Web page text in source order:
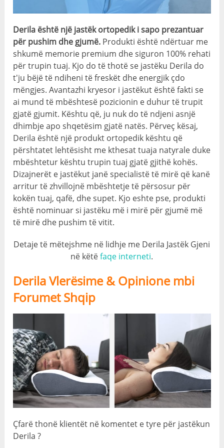
Derila është një jastëk ortopedik i sapo prezantuar
për pushim dhe gjumë. Produkti është ndërtuar me
shkumë memorie premium dhe siguron 100% rehati
për trupin tuaj. Kjo do të thotë se jastëku Derila do
t'ju bëjë të ndiheni të freskët dhe energjik çdo
mëngjes. Avantazhi kryesor i jastëkut është fakti se
ai mund të mbështesë pozicionin e duhur të trupit
gjatë gjumit. Kështu që, ju nuk do të ndjeni asnjë
dhimbje apo shqetësim gjatë natës. Përveç kësaj,
Derila është një produkt ortopedik kështu që
përshtatet lehtësisht me kthesat tuaja natyrale duke
mbështetur kështu trupin tuaj gjatë gjithë kohës.
Dizajnerët e jastëkut janë specialistë të mirë që kanë
arritur të zhvillojnë mbështetje të përsosur për
kokën tuaj, qafë, dhe supet. Kjo eshte pse, produkti
është nominuar si jastëku më i mirë për gjumë më
të mirë dhe pushim të vitit.
Detaje të mëtejshme në lidhje me Derila Jastëk Gjeni
në këtëfaqe interneti.
Derila Vlerësime & Opinione mbi
Forumet Shqip
Çfarë thonë klientët në komentet e tyre për jastëkun
Derila ?